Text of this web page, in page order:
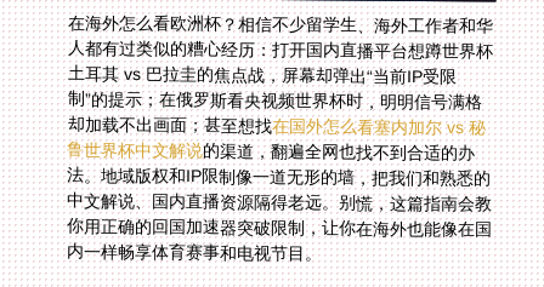
在海外怎么看欧洲杯？相信不少留学生、海外工作者和华
人都有过类似的糟心经历：打开国内直播平台想蹲世界杯
土耳其 vs 巴拉圭的焦点战，屏幕却弹出“当前IP受限
制”的提示；在俄罗斯看央视频世界杯时，明明信号满格
却加载不出画面；甚至想找在国外怎么看塞内加尔 vs 秘
鲁世界杯中文解说的渠道，翻遍全网也找不到合适的办
法。地域版权和IP限制像一道无形的墙，把我们和熟悉的
中文解说、国内直播资源隔得老远。别慌，这篇指南会教
你用正确的回国加速器突破限制，让你在海外也能像在国
内一样畅享体育赛事和电视节目。